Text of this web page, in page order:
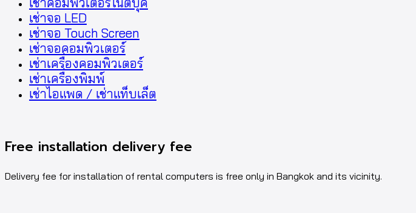
เช่าจอ LED
เช่าจอ Touch Screen
เช่าจอคอมพิวเตอร์
เช่าเครื่องคอมพิวเตอร์
เช่าเครื่องพิมพ์
เช่าไอแพด / เช่าแท็บเล็ต
Free installation delivery fee
Delivery fee for installation of rental computers is free only in Bangkok and its vicinity.